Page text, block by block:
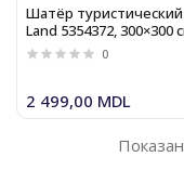
Шатёр туристический
Land 5354372, 300×300
открытый, белый
0
2 499,00 MDL